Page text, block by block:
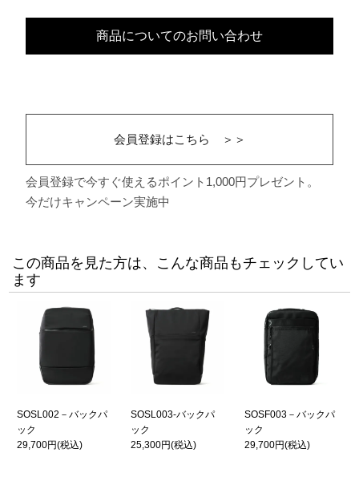
商品についてのお問い合わせ
会員登録はこちら ＞＞
会員登録で今すぐ使えるポイント1,000円プレゼント。
今だけキャンペーン実施中
この商品を見た方は、こんな商品もチェックしてい
ます
SOSL002－バックパ
ック
29,700円(税込)
SOSL003-バックパ
ック
25,300円(税込)
SOSF003－バックパ
ック
29,700円(税込)